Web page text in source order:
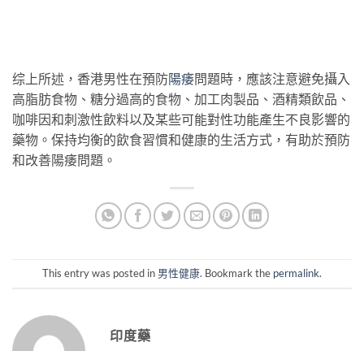
综上所述，香港男性在預防陽痿問題時，應該注意避免攝入
高脂肪食物、糖分過高的食物、加工肉製品、酒精類飲品、
咖啡因和刺激性飲料以及某些可能對性功能產生不良影響的
藥物。保持均衡的飲食習慣和健康的生活方式，有助於預防
和改善陽痿問題。
This entry was posted in 男性健康. Bookmark the permalink.
印度藥